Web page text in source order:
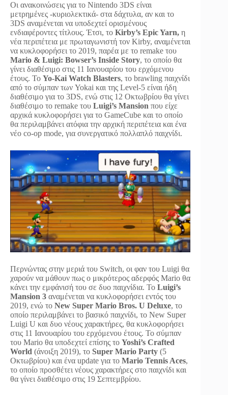
Οι ανακοινώσεις για το Nintendo 3DS είναι
μετρημένες -κυριολεκτικά- στα δάχτυλα, αν και το
3DS αναμένεται να υποδεχτεί ορισμένους
ενδιαφέροντες τίτλους. Έτσι, το Kirby’s Epic Yarn, η
νέα περιπέτεια με πρωταγωνιστή τον Kirby, αναμένεται
να κυκλοφορήσει το 2019, παρέα με το remake του
Mario & Luigi: Bowser’s Inside Story, το οποίο θα
γίνει διαθέσιμο στις 11 Ιανουαρίου του ερχόμενου
έτους. Το Yo-Kai Watch Blasters, το brawling παιχνίδι
από το σύμπαν των Yokai και της Level-5 είναι ήδη
διαθέσιμο για το 3DS, ενώ στις 12 Οκτωβρίου θα γίνει
διαθέσιμο το remake του Luigi’s Mansion που είχε
αρχικά κυκλοφορήσει για το GameCube και το οποίο
θα περιλαμβάνει ατόφια την αρχική περιπέτεια και ένα
νέο co-op mode, για συνεργατικό πολλαπλό παιχνίδι.
Περνώντας στην μεριά του Switch, οι φαν του Luigi θα
χαρούν να μάθουν πως ο μικρότερος αδερφός Mario θα
κάνει την εμφάνισή του σε δυο παιχνίδια. Το Luigi’s
Mansion 3 αναμένεται να κυκλοφορήσει εντός του
2019, ενώ το New Super Mario Bros. U Deluxe, το
οποίο περιλαμβάνει το βασικό παιχνίδι, το New Super
Luigi U και δυο νέους χαρακτήρες, θα κυκλοφορήσει
στις 11 Ιανουαρίου του ερχόμενου έτους. Το σύμπαν
του Mario θα υποδεχτεί επίσης το Yoshi’s Crafted
World (άνοιξη 2019), το Super Mario Party (5
Οκτωβρίου) και ένα update για το Mario Tennis Aces,
το οποίο προσθέτει νέους χαρακτήρες στο παιχνίδι και
θα γίνει διαθέσιμο στις 19 Σεπτεμβρίου.